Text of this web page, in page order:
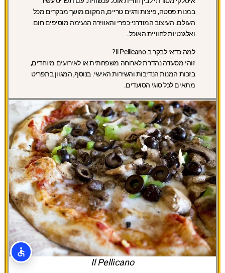
במנות פסטה, פיצות ודגים טריים, המקום מושך מבקרים מכל
העולם. העיצוב המודרני-כפרי והאווירה הנעימה מוסיפים חום
ואלגנטיות לחוויית האוכל.
למה כדאי לבקר ב-Il Pellicano?
זוהי מסעדה נהדרת לארוחה משפחתית או לאירועים מיוחדים,
בזכות המנות הנדיבות והשירות האישי. בנוסף, המגוון בתפריט
מתאים לכל סוגי הסועדים.
Il Pellicano